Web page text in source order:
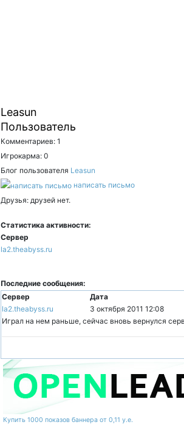
Leasun
Пользователь
Комментариев: 1
Игрокарма: 0
Блог пользователя Leasun
написать письмо
Друзья: друзей нет.
Статистика активности:
Сервер
la2.theabyss.ru
Последние сообщения:
Сервер
Дата
la2.theabyss.ru
3 октября 2011 12:08
Играл на нем раньше, сейчас вновь вернулся
Купить 1000 показов баннера от 0,11 у.е.